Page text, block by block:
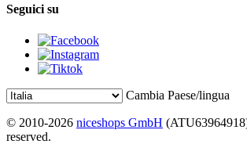
Seguici su
Cambia Paese/lingua
© 2010-2026 niceshops GmbH
reserved.